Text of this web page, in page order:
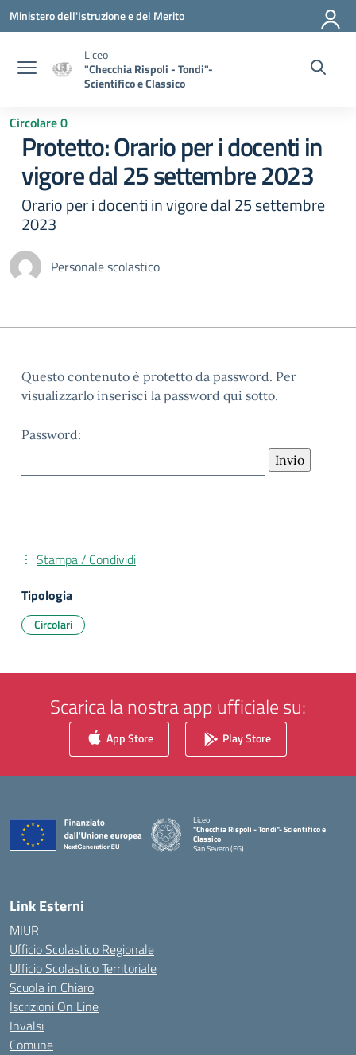
Vai ai contenuti
Vai al menu di navigazione
Vai al footer
Ministero dell'Istruzione e del Merito
Liceo
"Checchia Rispoli - Tondi"-
Scientifico e Classico
Circolare 0
Protetto: Orario per i docenti in
vigore dal 25 settembre 2023
Orario per i docenti in vigore dal 25 settembre
2023
Personale scolastico
Questo contenuto è protetto da password. Per
visualizzarlo inserisci la password qui sotto.
Password:
Stampa / Condividi
Tipologia
Circolari
Scarica la nostra app ufficiale su:
App Store Play Store
Liceo
"Checchia Rispoli - Tondi"- Scientifico e
Classico
San Severo (FG)
Link Esterni
MIUR
Ufficio Scolastico Regionale
Ufficio Scolastico Territoriale
Scuola in Chiaro
Iscrizioni On Line
Invalsi
Comune